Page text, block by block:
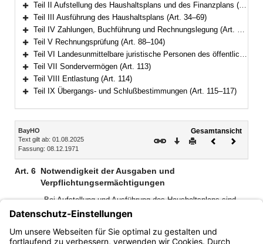
Bereich erweitern
Teil II Aufstellung des Haushaltsplans und des Finanzplans (Art. 11–33)
Bereich erweitern
Teil III Ausführung des Haushaltsplans (Art. 34–69)
Bereich erweitern
Teil IV Zahlungen, Buchführung und Rechnungslegung (Art. 70–87)
Bereich erweitern
Teil V Rechnungsprüfung (Art. 88–104)
Bereich erweitern
Teil VI Landesunmittelbare juristische Personen des öffentlichen Rechts (Art. 105–112)
Bereich erweitern
Teil VII Sondervermögen (Art. 113)
Bereich erweitern
Teil VIII Entlastung (Art. 114)
Teil IX Übergangs- und Schlußbestimmungen (Art. 115–117)
Inhalt
BayHO
Text gilt ab: 01.08.2025
Fassung: 08.12.1971
Gesamtansicht
Download
DruckenVorheriges
Art. 6 Notwendigkeit der Ausgaben und
Verpflichtungsermächtigungen
Bei Aufstellung und Ausführung des Haushaltsplans sind
nur die Ausgaben und die Ermächtigungen zum Eingehen
von Verpflichtungen zur Leistung von Ausgaben in künftigen
Jahren (Verpflichtungsermächtigungen) zu berücksichtigen,